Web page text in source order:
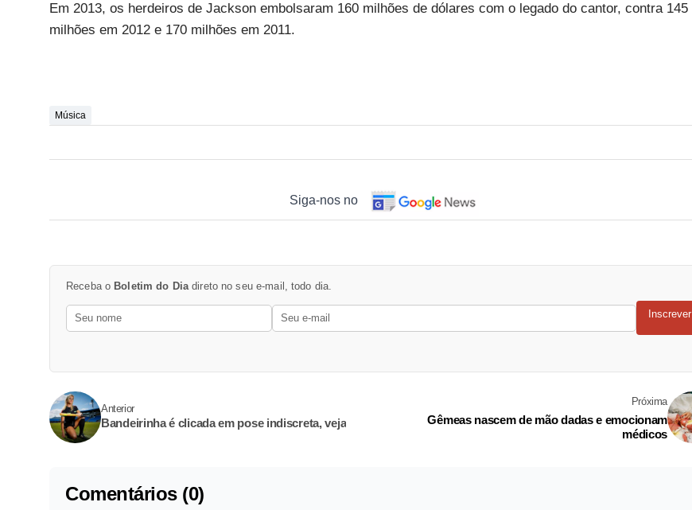
Em 2013, os herdeiros de Jackson embolsaram 160 milhões de dólares com o legado do cantor, contra 145
milhões em 2012 e 170 milhões em 2011.
Música
Siga-nos no
Receba o Boletim do Dia direto no seu e-mail, todo dia.
Inscrever
Anterior
Bandeirinha é clicada em pose indiscreta, veja
Próxima
Gêmeas nascem de mão dadas e emocionam
médicos
Comentários (0)